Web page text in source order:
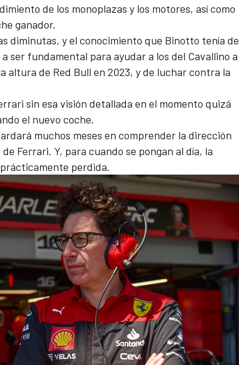
de los monoplazas y los motores, así como
ganador.
diminutas, y el conocimiento que Binotto tenía de
ser fundamental para ayudar a los del Cavallino a
altura de Red Bull en 2023, y de luchar contra la
sin esa visión detallada en el momento quizá
el nuevo coche.
muchos meses en comprender la dirección
Ferrari. Y, para cuando se pongan al día, la
perdida.